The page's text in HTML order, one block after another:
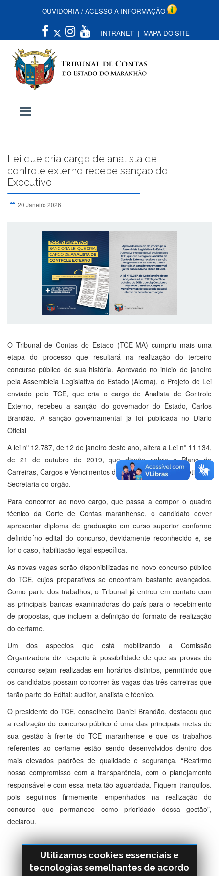
OUVIDORIA / ACESSO À INFORMAÇÃO
INTRANET | MAPA DO SITE
Lei que cria cargo de analista de
controle externo recebe sanção do
Executivo
20 Janeiro 2026
O Tribunal de Contas do Estado (TCE-MA) cumpriu mais uma
etapa do processo que resultará na realização do terceiro
concurso público de sua história. Aprovado no início de janeiro
pela Assembleia Legislativa do Estado (Alema), o Projeto de Lei
enviado pelo TCE, que cria o cargo de Analista de Controle
Externo, recebeu a sanção do governador do Estado, Carlos
Brandão. A sanção governamental já foi publicada no Diário
Oficial
A lei nº 12.787, de 12 de janeiro deste ano, altera a Lei nº 11.134,
de 21 de outubro de 2019, que dispõe sobre o Plano de
Carreiras, Cargos e Vencimentos do quadro de pessoal efetivo da
Secretaria do órgão.
Para concorrer ao novo cargo, que passa a compor o quadro
técnico da Corte de Contas maranhense, o candidato dever
apresentar diploma de graduação em curso superior conforme
definido´no edital do concurso, devidamente reconhecido e, se
for o caso, habilitação legal específica.
As novas vagas serão disponibilizadas no novo concurso público
do TCE, cujos preparativos se encontram bastante avançados.
Como parte dos trabalhos, o Tribunal já entrou em contato com
as principais bancas examinadoras do país para o recebimento
de propostas, que incluem a definição do formato de realização
do certame.
Um dos aspectos que está mobilizando a Comissão
Organizadora diz respeito à possibilidade de que as provas do
concurso sejam realizadas em horários distintos, permitindo que
os candidatos possam concorrer às vagas das três carreiras que
farão parte do Edital: auditor, analista e técnico.
O presidente do TCE, conselheiro Daniel Brandão, destacou que
a realização do concurso público é uma das principais metas de
sua gestão à frente do TCE maranhense e que os trabalhos
referentes ao certame estão sendo desenvolvidos dentro dos
mais elevados padrões de qualidade e segurança. “Reafirmo
nosso compromisso com a transparência, com o planejamento
responsável e com essa meta tão aguardada. Fiquem tranquilos,
pois seguimos firmemente empenhados na realização do
concurso que permanece como prioridade dessa gestão”,
declarou.
Utilizamos cookies essenciais e
tecnologias semelhantes de acordo